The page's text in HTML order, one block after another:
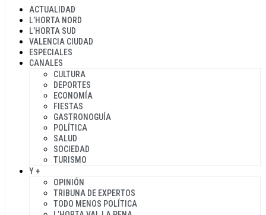
ACTUALIDAD
L’HORTA NORD
L’HORTA SUD
VALENCIA CIUDAD
ESPECIALES
CANALES
CULTURA
DEPORTES
ECONOMÍA
FIESTAS
GASTRONOGUÍA
POLÍTICA
SALUD
SOCIEDAD
TURISMO
Y +
OPINIÓN
TRIBUNA DE EXPERTOS
TODO MENOS POLÍTICA